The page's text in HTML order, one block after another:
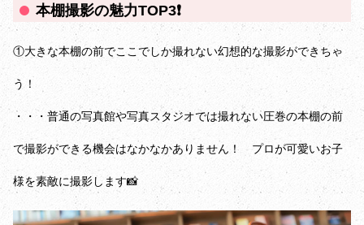
本棚撮影の魅力TOP3❗️
①大きな本棚の前でここでしか撮れない幻想的な撮影ができちゃ
う！
・・・普通の写真館や写真スタジオでは撮れない圧巻の本棚の前
で撮影ができる機会はなかなかありません！ プロが可愛いお子
様を素敵に撮影します📸